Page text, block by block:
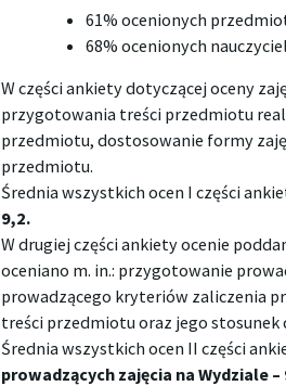
61% ocenionych
68% ocenionych
W części ankiety dotyczącej oceny
przygotowania treści przedmiotu
przedmiotu, dostosowanie formy
przedmiotu.
Średnia wszystkich ocen I części
9,2.
W drugiej części ankiety ocenie
oceniano m. in.: przygotowanie
prowadzącego kryteriów zaliczenia
treści przedmiotu oraz jego
Średnia wszystkich ocen II części
prowadzących zajęcia na Wydziale –